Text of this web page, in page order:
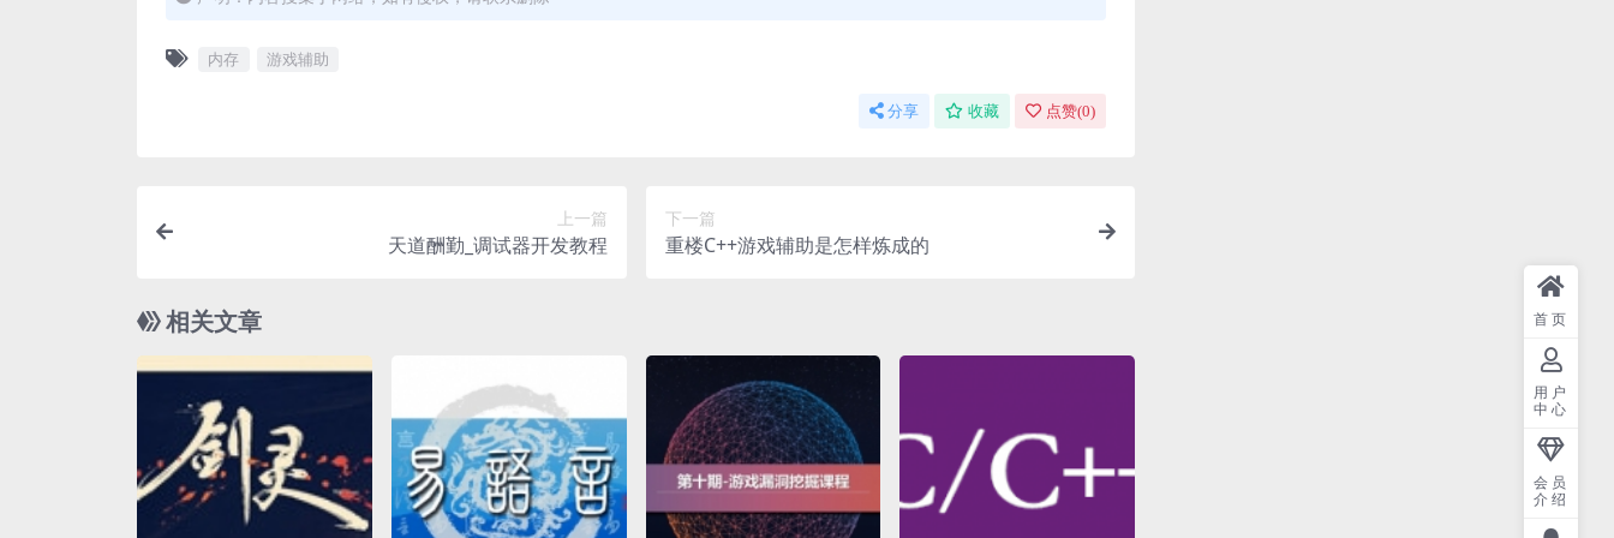
内存 游戏辅助
分享 收藏 点赞(0)
上一篇
天道酬勤_调试器开发教程
下一篇
重楼C++游戏辅助是怎样炼成的
相关文章 首页
用户
中心
会员
介绍